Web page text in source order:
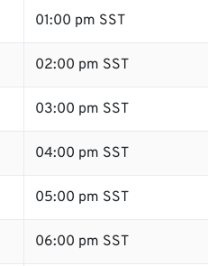
01:00 pm SST
02:00 pm SST
03:00 pm SST
04:00 pm SST
05:00 pm SST
06:00 pm SST